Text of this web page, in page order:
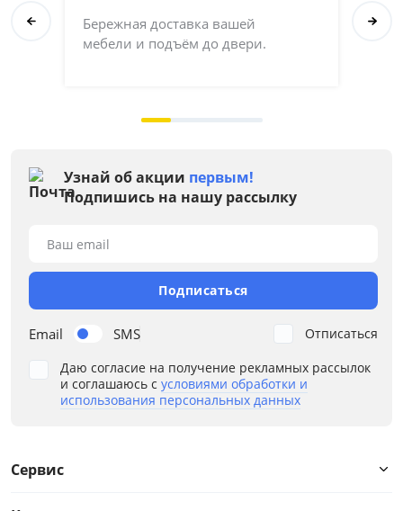
Бережная доставка вашей
мебели и подъём до двери.
Узнай об акции первым!
Подпишись на нашу рассылку
Email SMS
Ваш email
Подписаться
Даю согласие на получение рекламных рассылок
и соглашаюсь с условиями обработки и
использования персональных данных
Отписаться
Сервис